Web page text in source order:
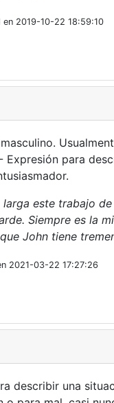
en 2019-10-22 18:59:10
Expresión para
larga este trabajo
Siempre es la
John tiene
2021-03-22 17:27:26
describir una